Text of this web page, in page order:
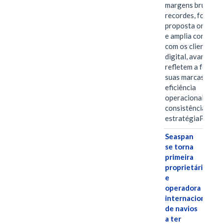
margens brutas
recordes,
proposta
e amplia
com os clientes
digital, avanços
refletem a força
suas marcas, a
eficiência
operacional e a
consistência de
Seaspan
se torna
primeira
proprietária
e
operadora
internacional
de navios
a ter